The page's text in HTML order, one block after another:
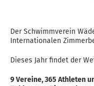
Der Schwimmverein
Internationalen
Dieses Jahr findet der
9 Vereine, 365 Athleten